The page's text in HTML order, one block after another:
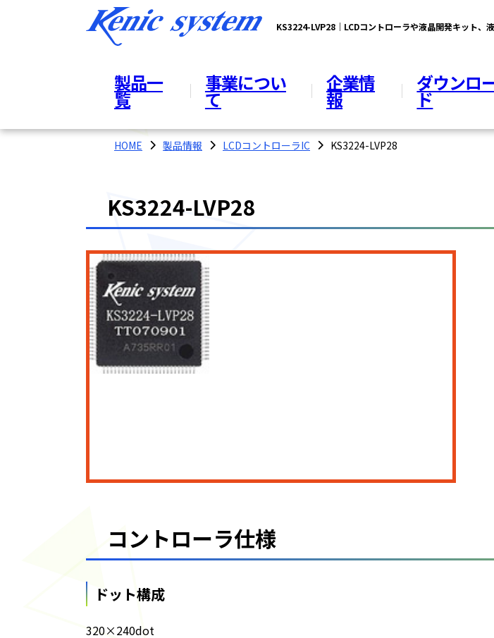
KS3224-LVP28｜LCDコントローラや液晶開発キット、
製品一
覧
事業につい
て
企業情
報
ダウンロ
ド
HOME 製品情報 LCDコントローラIC KS3224-LVP28
KS3224-LVP28
コントローラ仕様
ドット構成
320×240dot